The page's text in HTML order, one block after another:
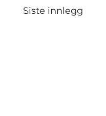
Siste innlegg